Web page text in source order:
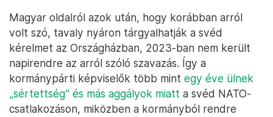
Magyar oldalról azok után, hogy korábban arról
volt szó, tavaly nyáron tárgyalhatják a svéd
kérelmet az Országházban, 2023-ban nem került
napirendre az arról szóló szavazás. Így a
kormánypárti képviselők több mint egy éve ülnek
„sértettség” és más aggályok miatt a svéd NATO-
csatlakozáson, miközben a kormányból rendre